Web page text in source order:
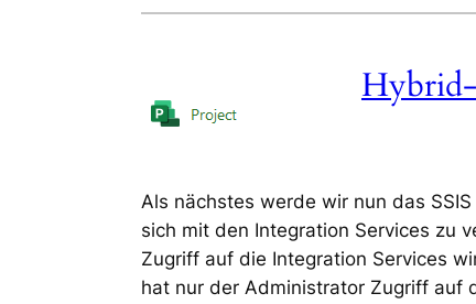
Als nächstes werde wir nun das
sich mit den Integration Services zu
Zugriff auf die Integration Services
hat nur der Administrator Zugriff auf